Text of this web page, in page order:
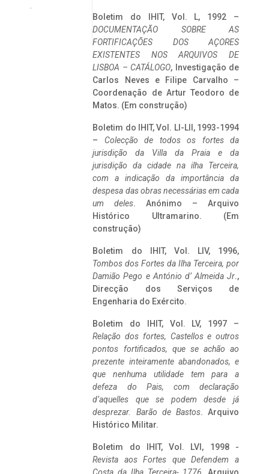
Boletim do IHIT, Vol. L, 1992 –
DOCUMENTAÇÃO SOBRE AS
FORTIFICAÇÕES DOS AÇORES
EXISTENTES NOS ARQUIVOS DE
LISBOA – CATÁLOGO, Investigação de
Carlos Neves e Filipe Carvalho –
Coordenação de Artur Teodoro de
Matos. (Em construção)
Boletim do IHIT, Vol. LI-LII, 1993-1994
– Colecção de todos os fortes da
jurisdição da Villa da Praia e da
jurisdição da cidade na ilha Terceira,
com a indicação da importância da
despesa das obras necessárias em cada
um deles. Anónimo – Arquivo
Histórico Ultramarino. (Em
construção)
Boletim do IHIT, Vol. LIV, 1996,
Tombos dos Fortes da Ilha Terceira, por
Damião Pego e António d’ Almeida Jr.,
Direcção dos Serviços de
Engenharia do Exército.
Boletim do IHIT, Vol. LV, 1997 –
Relação dos fortes, Castellos e outros
pontos fortificados, que se achão ao
prezente inteiramente abandonados, e
que nenhuma utilidade tem para a
defeza do Pais, com declaração
d’aquelles que se podem desde já
desprezar. Barão de Bastos. Arquivo
Histórico Militar.
Boletim do IHIT, Vol. LVI, 1998 -
Revista aos Fortes que Defendem a